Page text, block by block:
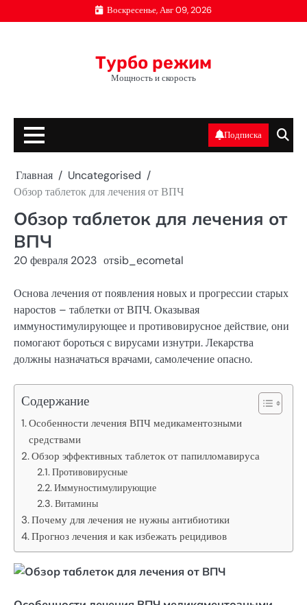
к
Воскресенье, Авг 09, 2026
Турбо режим
Мощность и скорость
Подписка
Главная
Uncategorised
Обзор таблеток для лечения от ВПЧ
Обзор таблеток для лечения от
ВПЧ
20 февраля 2023 отsib_ecometal
Основа лечения от появления новых и прогрессии старых
наростов – таблетки от ВПЧ. Оказывая
иммуностимулирующее и противовирусное действие, они
помогают бороться с вирусами изнутри. Лекарства
должны назначаться врачами, самолечение опасно.
Содержание
Особенности лечения ВПЧ медикаментозными
средствами
Обзор эффективных таблеток от папилломавируса
Противовирусные
Иммуностимулирующие
Витамины
Почему для лечения не нужны антибиотики
Прогноз лечения и как избежать рецидивов